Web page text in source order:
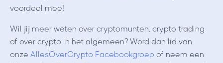
voordeel mee!
Wil jij meer weten over cryptomunten, crypto trading
of over crypto in het algemeen? Word dan lid van
onze AllesOverCrypto Facebookgroep of neem een